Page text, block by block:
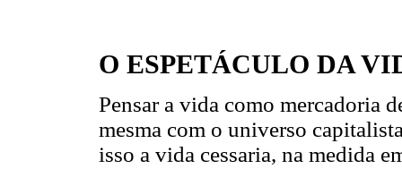
O ESPETÁCULO DA
Pensar a vida como mercadoria
mesma com o universo
isso a vida cessaria, na medida